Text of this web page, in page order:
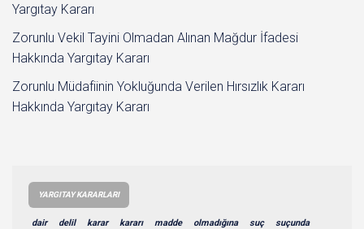
Yargıtay Kararı
Zorunlu Vekil Tayini Olmadan Alınan Mağdur İfadesi
Hakkında Yargıtay Kararı
Zorunlu Müdafiinin Yokluğunda Verilen Hırsızlık Kararı
Hakkında Yargıtay Kararı
YARGITAY KARARLARI
dair delil karar kararı madde olmadığına suç suçunda